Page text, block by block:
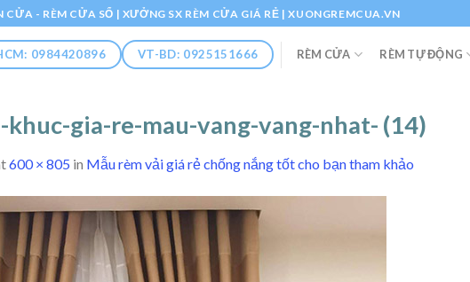
CỬA - RÈM CỬA SỔ | XƯỞNG SX RÈM CỬA GIÁ RẺ | XUONGREMCUA.VN
0984420896 VT-BD: 0925151666 RÈM CỬA RÈM TỰ ĐỘNG
gia-re-mau-vang-vang-nhat- (14)
600 × 805 in Mẫu rèm vải giá rẻ chống nắng tốt cho bạn tham khảo